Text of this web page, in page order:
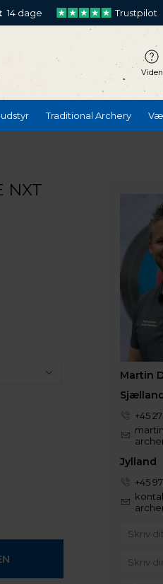
14 dage Trustpilot
Viden
Traditional Archery
NXT
Martin
+45
Jylland
+45